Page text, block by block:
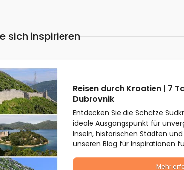
sich inspirieren
Reisen durch Kroatien | 7
Dubrovnik
Entdecken Sie die Schätze
ideale Ausgangspunkt für
Inseln, historischen Städten
unseren Blog für Inspirationen
Mehr